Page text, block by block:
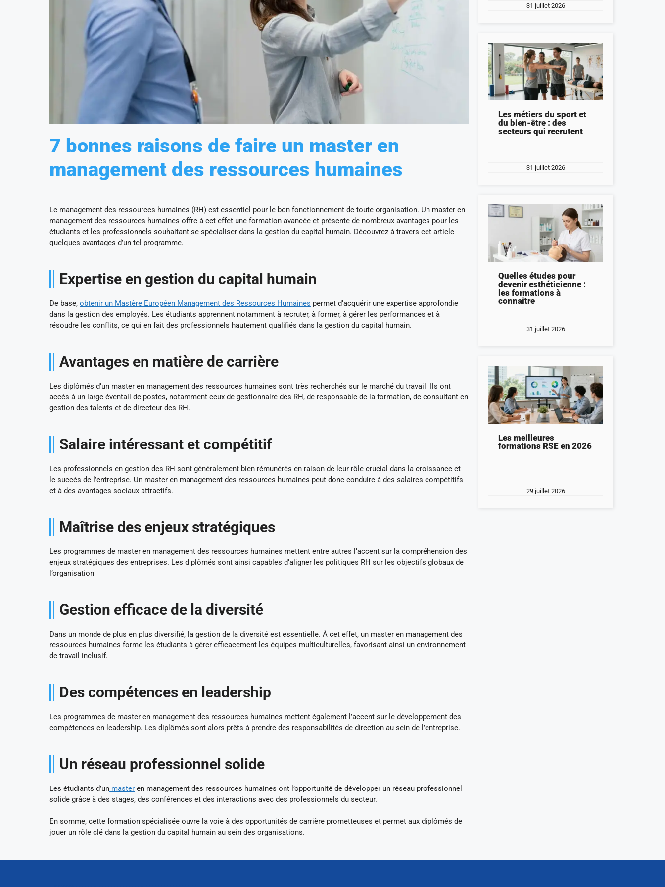
7 bonnes raisons de faire un master en
management des ressources humaines
Le management des ressources humaines (RH) est essentiel pour le bon fonctionnement de toute organisation. Un master en
management des ressources humaines offre à cet effet une formation avancée et présente de nombreux avantages pour les
étudiants et les professionnels souhaitant se spécialiser dans la gestion du capital humain. Découvrez à travers cet article
quelques avantages d’un tel programme.
Expertise en gestion du capital humain
De base, obtenir un Mastère Européen Management des Ressources Humaines permet d’acquérir une expertise approfondie
dans la gestion des employés. Les étudiants apprennent notamment à recruter, à former, à gérer les performances et à
résoudre les conflits, ce qui en fait des professionnels hautement qualifiés dans la gestion du capital humain.
Avantages en matière de carrière
Les diplômés d’un master en management des ressources humaines sont très recherchés sur le marché du travail. Ils ont
accès à un large éventail de postes, notamment ceux de gestionnaire des RH, de responsable de la formation, de consultant en
gestion des talents et de directeur des RH.
Salaire intéressant et compétitif
Les professionnels en gestion des RH sont généralement bien rémunérés en raison de leur rôle crucial dans la croissance et
le succès de l’entreprise. Un master en management des ressources humaines peut donc conduire à des salaires compétitifs
et à des avantages sociaux attractifs.
Maîtrise des enjeux stratégiques
Les programmes de master en management des ressources humaines mettent entre autres l’accent sur la compréhension des
enjeux stratégiques des entreprises. Les diplômés sont ainsi capables d’aligner les politiques RH sur les objectifs globaux de
l’organisation.
Gestion efficace de la diversité
Dans un monde de plus en plus diversifié, la gestion de la diversité est essentielle. À cet effet, un master en management des
ressources humaines forme les étudiants à gérer efficacement les équipes multiculturelles, favorisant ainsi un environnement
de travail inclusif.
Des compétences en leadership
Les programmes de master en management des ressources humaines mettent également l’accent sur le développement des
compétences en leadership. Les diplômés sont alors prêts à prendre des responsabilités de direction au sein de l’entreprise.
Un réseau professionnel solide
Les étudiants d’un master en management des ressources humaines ont l’opportunité de développer un réseau professionnel
solide grâce à des stages, des conférences et des interactions avec des professionnels du secteur.
En somme, cette formation spécialisée ouvre la voie à des opportunités de carrière prometteuses et permet aux diplômés de
jouer un rôle clé dans la gestion du capital humain au sein des organisations.
31 juillet 2026
Les métiers du sport et
du bien-être : des
secteurs qui recrutent
31 juillet 2026
Quelles études pour
devenir esthéticienne :
les formations à
connaître
31 juillet 2026
Les meilleures
formations RSE en 2026
29 juillet 2026